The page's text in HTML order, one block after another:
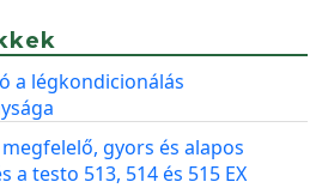
a légkondicionálás
gyors és alapos
a testo 513, 514 és 515 EX